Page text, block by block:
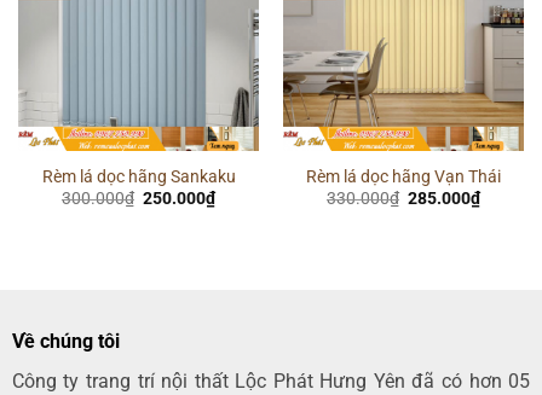
Rèm lá dọc hãng Sankaku
300.000₫ Giá
250.000₫Giá
hiện
Rèm lá dọc hãng Vạn Thái
330.000₫ Giá
285.000₫Giá
hiện
Về chúng tôi
Công ty trang trí nội thất Lộc Phát Hưng Yên đã có hơn 05